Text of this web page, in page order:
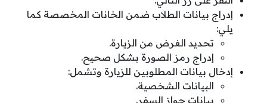
إدراج بيانات الطلاب ضمن الخانات المخصصة كما
يلي:
تحديد الغرض من الزيارة.
إدراج رمز الصورة بشكل صحيح.
إدخال بيانات المطلوبين للزيارة وتشمل:
البيانات الشخصية.
بيانات جواز السفر.